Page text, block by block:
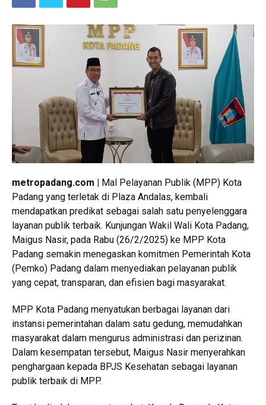
metropadang.com |
Mal Pelayanan Publik (MPP) Kota
Padang yang terletak di Plaza Andalas, kembali
mendapatkan predikat sebagai salah satu penyelenggara
layanan publik terbaik. Kunjungan Wakil Wali Kota Padang,
Maigus Nasir, pada Rabu (26/2/2025) ke MPP Kota
Padang semakin menegaskan komitmen Pemerintah Kota
(Pemko) Padang dalam menyediakan pelayanan publik
yang cepat, transparan, dan efisien bagi masyarakat.
MPP Kota Padang menyatukan berbagai layanan dari
instansi pemerintahan dalam satu gedung, memudahkan
masyarakat dalam mengurus administrasi dan perizinan.
Dalam kesempatan tersebut, Maigus Nasir menyerahkan
penghargaan kepada BPJS Kesehatan sebagai layanan
publik terbaik di MPP.